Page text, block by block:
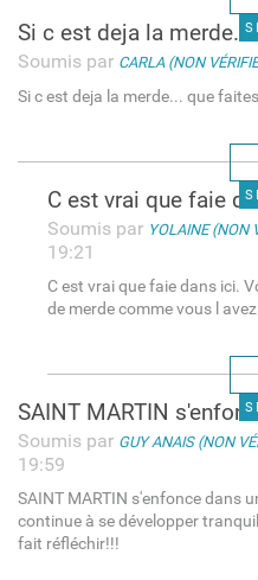
Si c est deja la merde...
Soumis par CARLA (NON
Si c est deja la merde... que
C est vrai que faie
Soumis par YOLAINE (NON
19:21
C est vrai que faie dans ici.
de merde comme vous l
SAINT MARTIN
Soumis par GUY ANAIS (NON
19:59
SAINT MARTIN s'enfonce dans
continue à se développer
fait réfléchir!!!